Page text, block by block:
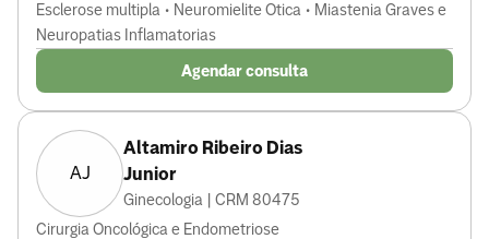
Esclerose multipla • Neuromielite Otica • Miastenia Graves e
Neuropatias Inflamatorias
Agendar consulta
AJ
Altamiro Ribeiro Dias
Junior
Ginecologia | CRM 80475
Cirurgia Oncológica e Endometriose